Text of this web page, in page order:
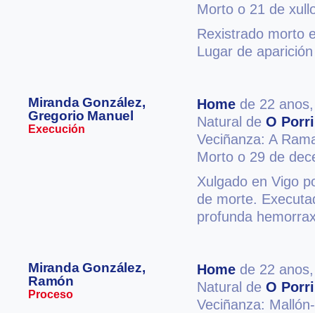
Morto o 21 de
Rexistrado morto
Lugar de
Miranda González,
Gregorio Manuel
Execución
Home de 22
Natural de O
Veciñanza: A
Morto o 29 de
Xulgado en Vigo
de morte.
profunda
Miranda González,
Ramón
Proceso
Home de 22
Natural de O
Veciñanza: